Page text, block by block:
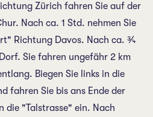
Zürich fahren Sie auf der
Nach ca. 1 Std. nehmen Sie
Richtung Davos. Nach ca. ¾
Sie fahren ungefähr 2 km
Biegen Sie links in die
fahren Sie bis ans Ende der
die "Talstrasse" ein. Nach